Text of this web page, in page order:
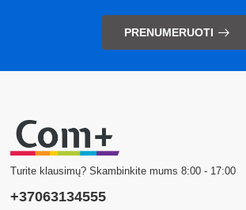
PRENUMERUOTI
Turite klausimų? Skambinkite mums 8:00 - 17:00
+37063134555